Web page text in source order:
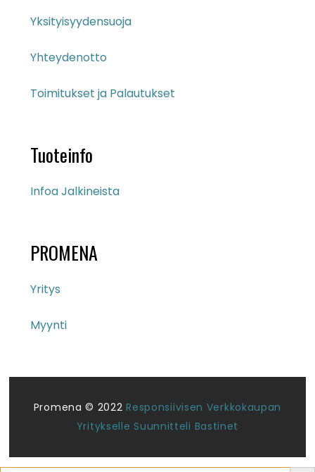
Yksityisyydensuoja
Yhteydenotto
Toimitukset ja Palautukset
Tuoteinfo
Infoa Jalkineista
PROMENA
Yritys
Myynti
Promena © 2022Responsiivisen Verkkokaupan
Yritykselle Suunnitteli Bastinet
Search